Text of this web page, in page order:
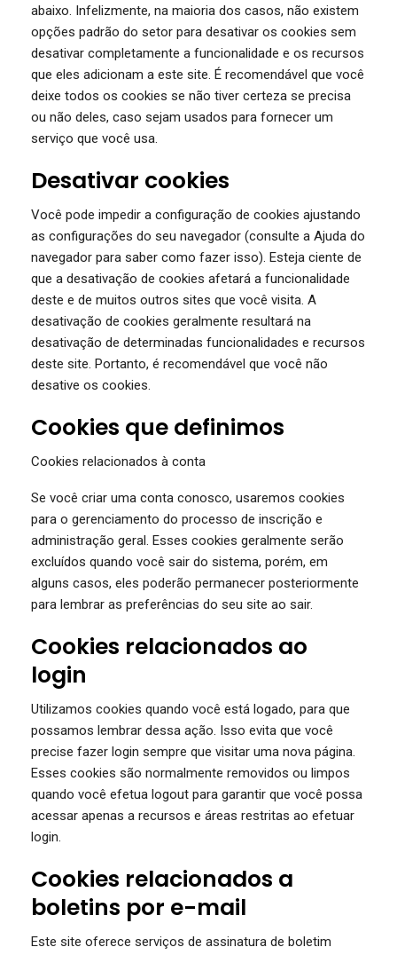
abaixo. Infelizmente, na maioria dos casos, não existem
opções padrão do setor para desativar os cookies sem
desativar completamente a funcionalidade e os recursos
que eles adicionam a este site. É recomendável que você
deixe todos os cookies se não tiver certeza se precisa
ou não deles, caso sejam usados para fornecer um
serviço que você usa.
Desativar cookies
Você pode impedir a configuração de cookies ajustando
as configurações do seu navegador (consulte a Ajuda do
navegador para saber como fazer isso). Esteja ciente de
que a desativação de cookies afetará a funcionalidade
deste e de muitos outros sites que você visita. A
desativação de cookies geralmente resultará na
desativação de determinadas funcionalidades e recursos
deste site. Portanto, é recomendável que você não
desative os cookies.
Cookies que definimos
Cookies relacionados à conta
Se você criar uma conta conosco, usaremos cookies
para o gerenciamento do processo de inscrição e
administração geral. Esses cookies geralmente serão
excluídos quando você sair do sistema, porém, em
alguns casos, eles poderão permanecer posteriormente
para lembrar as preferências do seu site ao sair.
Cookies relacionados ao
login
Utilizamos cookies quando você está logado, para que
possamos lembrar dessa ação. Isso evita que você
precise fazer login sempre que visitar uma nova página.
Esses cookies são normalmente removidos ou limpos
quando você efetua logout para garantir que você possa
acessar apenas a recursos e áreas restritas ao efetuar
login.
Cookies relacionados a
boletins por e-mail
Este site oferece serviços de assinatura de boletim